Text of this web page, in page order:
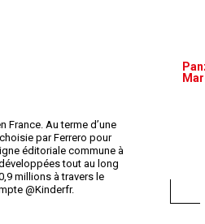
France. Au terme d’une
par Ferrero pour
éditoriale commune à
tout au long
millions à travers le
@Kinderfr.